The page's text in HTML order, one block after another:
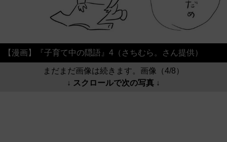
【漫画】『子育て中の隠語』4（さちむら。さん提供）
まだまだ画像は続きます。画像（4/8）
↓ スクロールで次の写真 ↓